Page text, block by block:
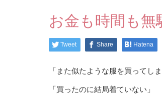
お金も時間も
Tweet Share Hatena
「また似たような服を買ってしま
「買ったのに結局着ていない」